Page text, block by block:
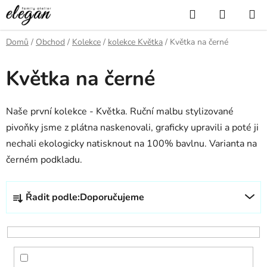
Přejít
na
obsah
Hledat
KOŠÍK
Domů / Obchod / Kolekce / kolekce Květka / Květka na černé
Květka na černé
Naše první kolekce - Květka. Ruční malbu stylizované
pivoňky jsme z plátna naskenovali, graficky upravili a poté ji
nechali ekologicky natisknout na 100% bavlnu. Varianta na
černém podkladu.
Ř
z
e
Řadit podle:Doporučujeme